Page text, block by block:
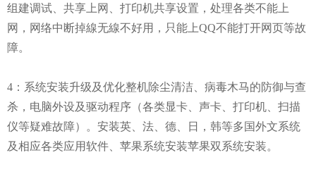
组建调试、共享上网、打印机共享设置，处理各类不能上
网，网络中断掉線无線不好用，只能上QQ不能打开网页等故
障。
4：系统安装升级及优化整机除尘清洁、病毒木马的防御与查
杀，电脑外设及驱动程序（各类显卡、声卡、打印机、扫描
仪等疑难故障）。安装英、法、德、日，韩等多国外文系统
及相应各类应用软件、苹果系统安装苹果双系统安装。